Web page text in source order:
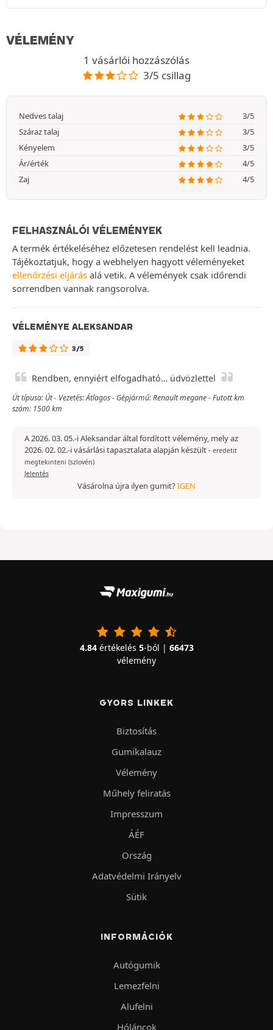
VÉLEMÉNY
1 vásárlói hozzászólás
3/5 csillag
Nedves talaj
3/5
Száraz talaj
3/5
Kényelem
3/5
Ár/érték
4/5
Zaj
4/5
FELHASZNÁLÓI VÉLEMÉNYEK
A termék értékeléséhez előzetesen rendelést kell leadnia.
Tájékoztatjuk, hogy a webhelyen hagyott véleményeket
ellenőrzési eljárás alá vetik. A vélemények csak időrendi
sorrendben vannak rangsorolva.
VÉLEMÉNYE ALEKSANDAR
3/5
Rendben, ennyiért elfogadható… üdvözlettel
Út típusa: Út - Vezetés: Átlagos - Gépjármű: Renault megane - Futott km
szám: 1500 km
A 2026. 03. 05.-i Aleksandar által fordított vélemény, mely az
2026. 02. 02.-i vásárlási tapasztalata alapján készült- eredetit
megtekinteni (szlovén)
Jelentés
Vásárolna újra ilyen gumit?IGEN
4.84értékelés 5-ból | 66473
vélemény
GYORS LINKEK
Biztosítás
Gumikalauz
Vélemény
Műhely feliratás
Impresszum
ÁÉF
Ország
Adatvédelmi Irányelv
Sütik
INFORMÁCIÓK
Autógumik
Lemezfelni
Alufelni
Hóláncok